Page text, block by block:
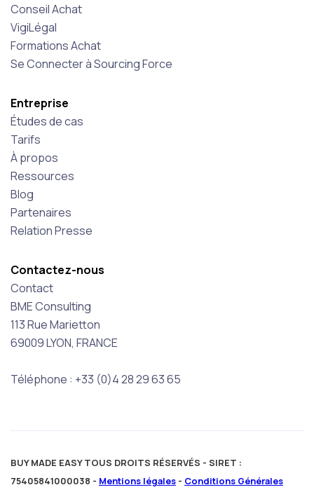
Conseil Achat
VigiLégal
Formations Achat
Se Connecter à Sourcing Force
Entreprise
Études de cas
Tarifs
À propos
Ressources
Blog
Partenaires
Relation Presse
Contactez-nous
Contact
BME Consulting
113 Rue Marietton
69009 LYON, FRANCE
Téléphone : +33 (0)4 28 29 63 65
BUY MADE EASY TOUS DROITS RÉSERVÉS - SIRET :
75405841000038 - Mentions légales - Conditions Générales